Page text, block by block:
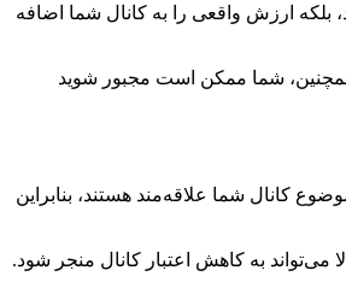
ارزش واقعی را به کانال شما اضافه
همچنین، شما ممکن است مجبور شوید
کانال شما علاقه‌مند هستند، بنابراین
می‌تواند به کاهش اعتبار کانال منجر شود.